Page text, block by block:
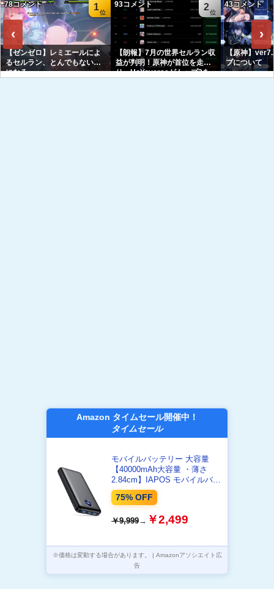
‹
1
78コメント
【ゼンゼロ】レミエールによ
るセルラン、とんでもない事
になる
2
93コメント
【朗報】7月の世界セルラン収
益が判明！原神が首位を走
り、HoYoverseがトップ3を
43コメント
【原神】
プについて
›
Amazon タイムセール開催中！
タイムセール
モバイルバッテリー 大容量
【40000mAh大容量 ・薄さ
2.84cm】IAPOS モバイルバッ
テリー 急速充電 22.5W/20W対
応 3台同時充電可能 最大4.5A
入出力兼用 回路保護 低電流モ
行/出張/アウトドア/キャンプ/
停電対策/防災 power bank
PSE技術基準適合(ブラック)
75% OFF
￥9,999→ ￥2,499
※価格は変動する場合があります。 | Amazonアソシエイト広
告